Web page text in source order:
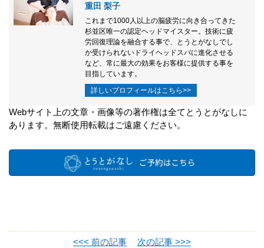
重田 梨子
これまで1000人以上の脳疲労に向き合ってきた
杉並区唯一の認定ヘッドマイスター。技術に疲
労回復理論を融合する事で、とうとがなしでし
か受けられないドライヘッドスパに進化させる
など、常に最大の効果をお客様に提供する事を
目指しています。
詳しいプロフィールはこちら>>
Webサイト上の文章・画像等の著作権は全てとうとがなしに
あります。無断使用転載はご遠慮ください。
<<< 前の記事 次の記事 >>>